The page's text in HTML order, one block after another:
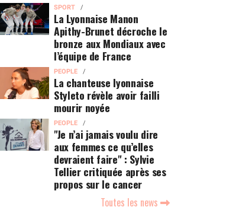
SPORT
La Lyonnaise Manon
Apithy-Brunet décroche le
bronze aux Mondiaux avec
l’équipe de France
PEOPLE
La chanteuse lyonnaise
Styleto révèle avoir failli
mourir noyée
PEOPLE
"Je n’ai jamais voulu dire
aux femmes ce qu’elles
devraient faire" : Sylvie
Tellier critiquée après ses
propos sur le cancer
Toutes les news